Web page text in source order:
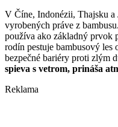
V Číne, Indonézii, Thajsku a
vyrobených práve z
používa ako základný prvok
rodín pestuje bambusový les
bezpečné bariéry proti zlým
spieva s vetrom, prináša
Reklama